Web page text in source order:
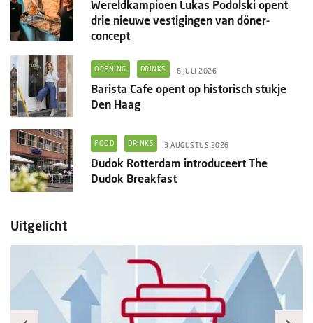
Wereldkampioen Lukas Podolski opent
drie nieuwe vestigingen van döner-
concept
OPENING DRINKS 6 JULI 2026
Barista Cafe opent op historisch stukje
Den Haag
FOOD DRINKS 3 AUGUSTUS 2026
Dudok Rotterdam introduceert The
Dudok Breakfast
Uitgelicht